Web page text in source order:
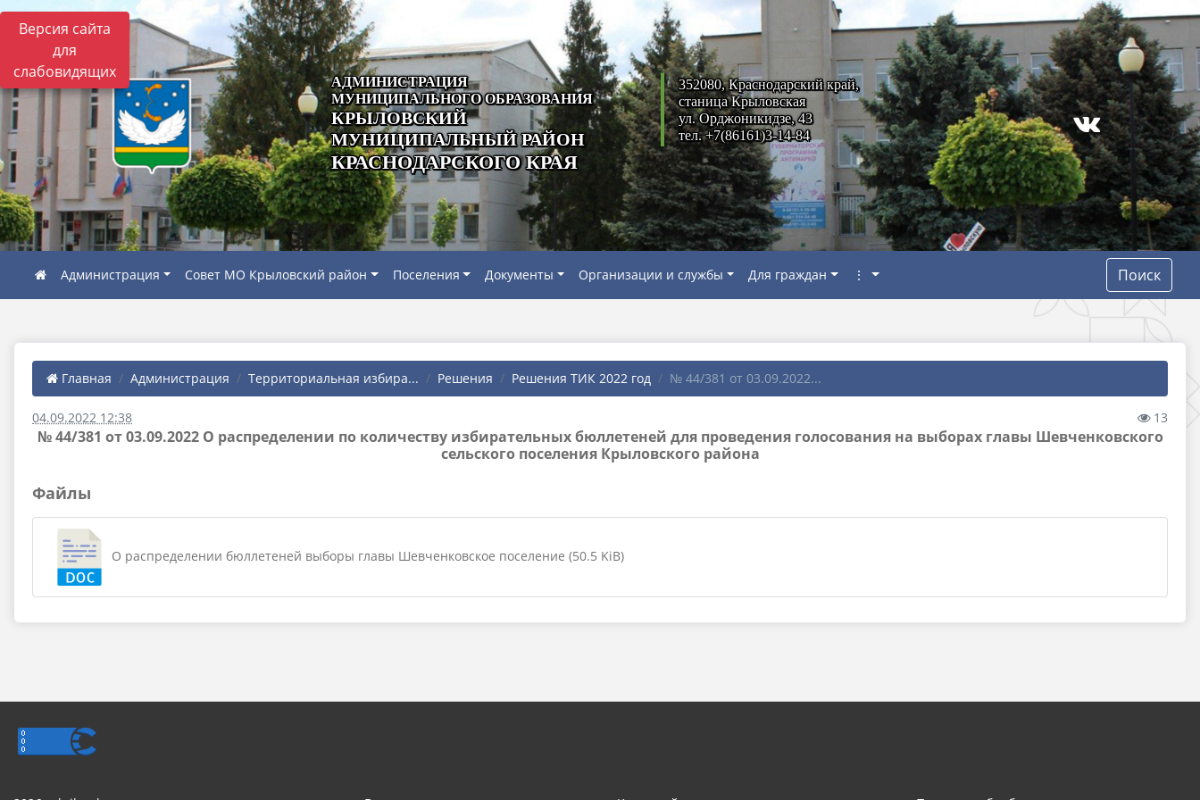
Версия сайта
для
слабовидящих
АДМИНИСТРАЦИЯ
МУНИЦИПАЛЬНОГО ОБРАЗОВАНИЯ
КРЫЛОВСКИЙ
МУНИЦИПАЛЬНЫЙ РАЙОН
КРАСНОДАРСКОГО КРАЯ
352080, Краснодарский край,
станица Крыловская
ул. Орджоникидзе, 43
тел. +7(86161)3-14-84
Администрация Совет МО Крыловский район Поселения Документы Организации и службы Для граждан ⋮ Поиск
Главная Администрация Территориальная избира... Решения Решения ТИК 2022 год № 44/381 от 03.09.2022...
04.09.2022 12:38 13
№ 44/381 от 03.09.2022 О распределении по количеству избирательных бюллетеней для проведения голосования на выборах главы Шевченковского
сельского поселения Крыловского района
Файлы
О распределении бюллетеней выборы главы Шевченковское поселение (50.5 KiB)